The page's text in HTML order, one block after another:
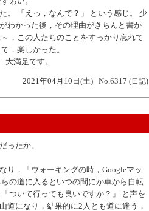
。 「えっ，なんで？」 という感じ。 少
わかった後，その理由がきちんと書か
，この人たちのことをすっかり忘れて
，楽しかった。
満足です。
2021年04月10日(土) No.6317 (日記)
ったか。
り，「ウォーキングの時，Googleマッ
の道に入るといつの間にか車から自転
ついて行っても良いですか？」 と声を
道になり，結果的に2人とも道に迷う，